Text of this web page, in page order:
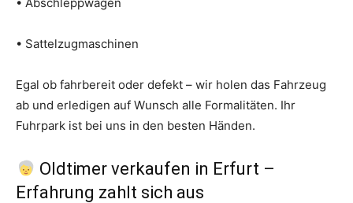
• Sattelzugmaschinen
Egal ob fahrbereit oder defekt – wir holen das Fahrzeug
ab und erledigen auf Wunsch alle Formalitäten. Ihr
Fuhrpark ist bei uns in den besten Händen.
Oldtimer verkaufen in Erfurt –
Erfahrung zahlt sich aus